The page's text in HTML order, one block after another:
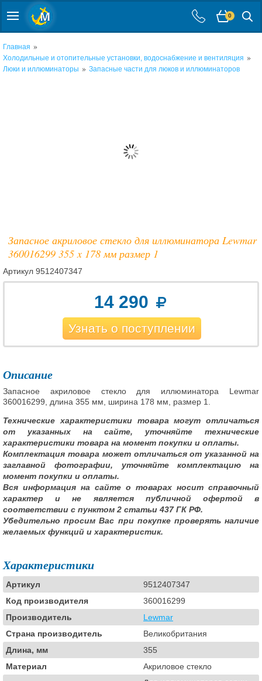
0
Главная »
Холодильные и отопительные установки, водоснабжение и вентиляция »
Люки и иллюминаторы » Запасные части для люков и иллюминаторов
Запасное акриловое стекло для иллюминатора Lewmar
360016299 355 x 178 мм размер 1
Артикул 9512407347
14 290
Узнать о поступлении
Описание
Запасное акриловое стекло для иллюминатора Lewmar
360016299, длина 355 мм, ширина 178 мм, размер 1.
Технические характеристики товара могут отличаться
от указанных на сайте, уточняйте технические
характеристики товара на момент покупки и оплаты.
Комплектация товара может отличаться от указанной на
заглавной фотографии, уточняйте комплектацию на
момент покупки и оплаты.
Вся информация на сайте о товарах носит справочный
характер и не является публичной офертой в
соответствии с пунктом 2 статьи 437 ГК РФ.
Убедительно просим Вас при покупке проверять наличие
желаемых функций и характеристик.
Характеристики
Артикул
9512407347
Код производителя
360016299
Производитель
Lewmar
Страна производитель
Великобритания
Длина, мм
355
Материал
Акриловое стекло